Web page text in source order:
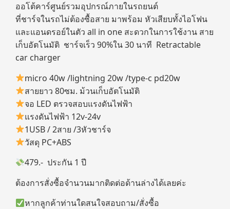
ออโต้คาร์ศูนย์รวมอุปกรณ์ภายในรถยนต์
ที่ชาร์จในรถไม่ต้องซื้อสาย มาพร้อม หัวเสียบทั้งไอโฟน
และแอนดรอย์ในตัว all in one สะดวกในการใช้งาน สาย
เก็บอัตโนมัติ ชาร์จเร็ว 90%ใน 30 นาที Retractable
car charger
micro 40w /lightning 20w /type-c pd20w
สายยาว 80ซม. ม้วนเก็บอัตโนมัติ
จอ LED ตรวจสอบแรงดันไฟฟ้า
แรงดันไฟฟ้า 12v-24v
1USB / 2สาย /3หัวชาร์จ
วัสดุ PC+ABS
479.- ประกัน 1 ปี
ต้องการสั่งซื้อจำนวนมากติดต่อด้านล่างได้เลยค่ะ
หากลูกค้าท่านใดสนใจสอบถาม/สั่งซื้อ